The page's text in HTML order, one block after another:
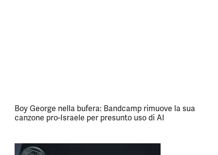
Boy George nella bufera: Bandcamp rimuove la sua
canzone pro-Israele per presunto uso di AI